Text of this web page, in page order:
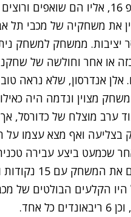
את משחקיה של מכבי תל
יציבות. ממשחק למשחק
או אחר וחולשה של
אלן אנדרסון, שלא נראה
מצוין ונדמה היה
ערב מוצלח של כדורסל,
ואף מצא עצמו על
שכמעט ביצע עבירה
כך הוא סיים את
הקלעים הבולטים של